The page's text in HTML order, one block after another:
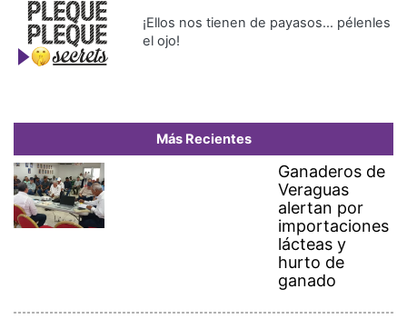
¡Ellos nos tienen de payasos… pélenles
el ojo!
Más Recientes
Ganaderos de
Veraguas
alertan por
importaciones
lácteas y
hurto de
ganado